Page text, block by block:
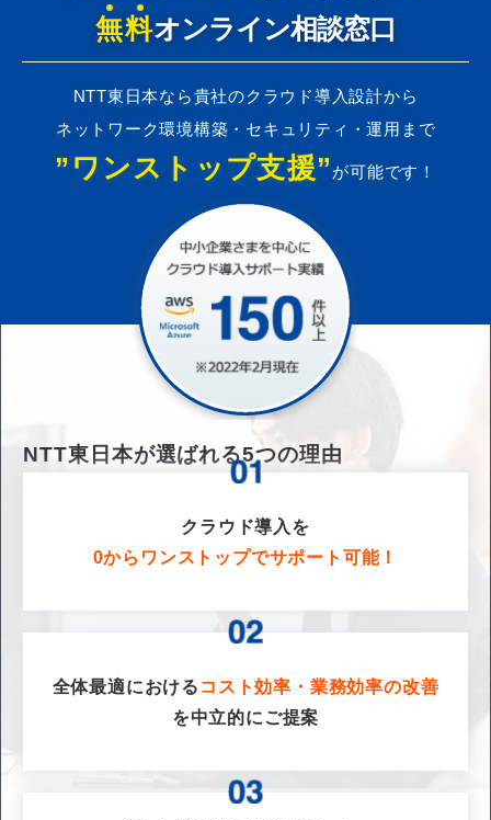
無料オンライン相談窓口
NTT東日本なら貴社のクラウド導入設計から
ネットワーク環境構築・セキュリティ・運用まで
”ワンストップ支援” が可能です！
NTT東日本が選ばれる5つの理由
クラウド導入を
0からワンストップでサポート可能！
全体最適における コスト効率・業務効率の改善
を中立的にご提案